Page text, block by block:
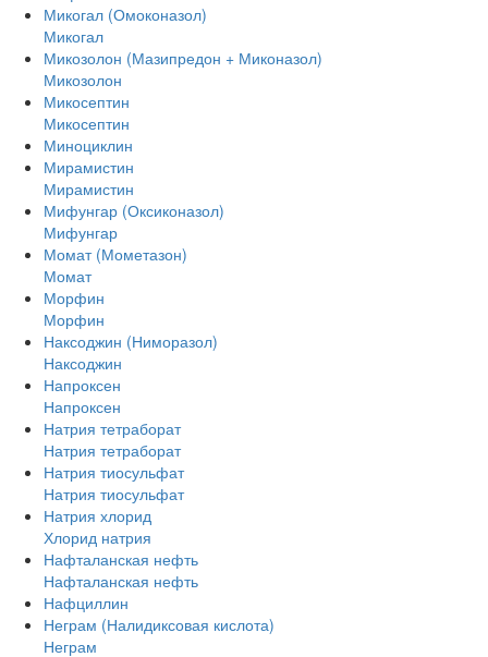
Микогал (Омоконазол)
Микогал
Микозолон (Мазипредон + Миконазол)
Микозолон
Микосептин
Микосептин
Миноциклин
Мирамистин
Мирамистин
Мифунгар (Оксиконазол)
Мифунгар
Момат (Мометазон)
Момат
Морфин
Морфин
Наксоджин (Ниморазол)
Наксоджин
Напроксен
Напроксен
Натрия тетраборат
Натрия тетраборат
Натрия тиосульфат
Натрия тиосульфат
Натрия хлорид
Хлорид натрия
Нафталанская нефть
Нафталанская нефть
Нафциллин
Неграм (Налидиксовая кислота)
Неграм